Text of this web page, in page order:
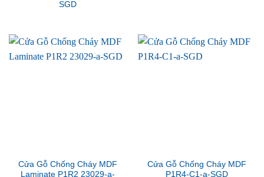
SGD
Cửa Gỗ Chống Cháy MDF
Laminate P1R2 23029-a-
Cửa Gỗ Chống Cháy MDF
P1R4-C1-a-SGD